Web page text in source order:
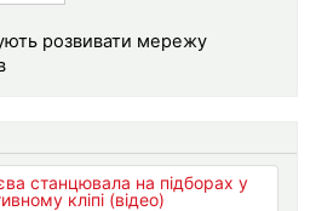
розвивати мережу
станцювала на підборах у
кліпі (відео)